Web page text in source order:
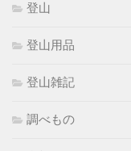
登山
登山用品
登山雑記
調べもの